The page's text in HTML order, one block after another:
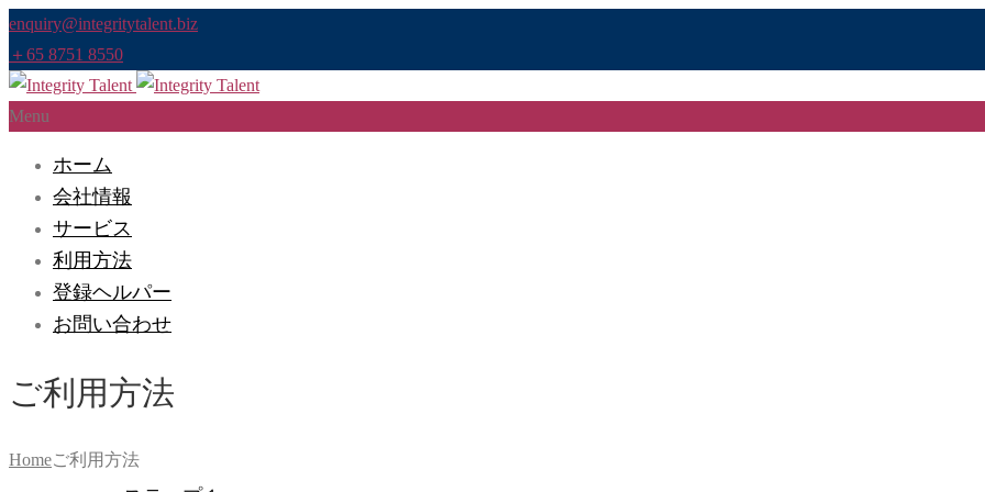
enquiry@integritytalent.biz
＋65 8751 8550
Menu
ホーム
会社情報
サービス
利用方法
登録ヘルパー
お問い合わせ
ご利用方法
Homeご利用方法